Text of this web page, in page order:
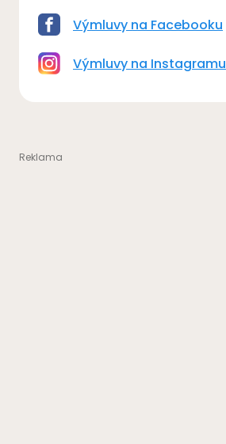
Výmluvy na Facebooku
Výmluvy na Instagramu